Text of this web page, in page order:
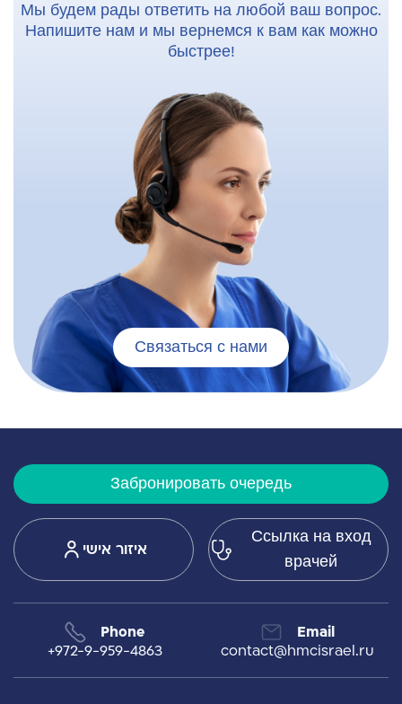
Мы будем рады ответить на любой ваш вопрос.
Напишите нам и мы вернемся к вам как можно
быстрее!
Связаться с нами
Забронировать очередь
איזור אישי
Ссылка на вход
врачей
Phone
+972-9-959-4863
Email
contact@hmcisrael.ru